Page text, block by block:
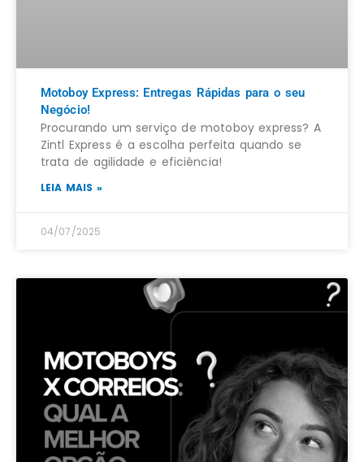
Motoboy Express: Entregas Rápidas para o seu
Negócio!
Procurando um serviço de motoboy express? A
Zintl Express é a escolha perfeita quando se
trata de agilidade e eficiência!
LEIA MAIS »
04/07/2025